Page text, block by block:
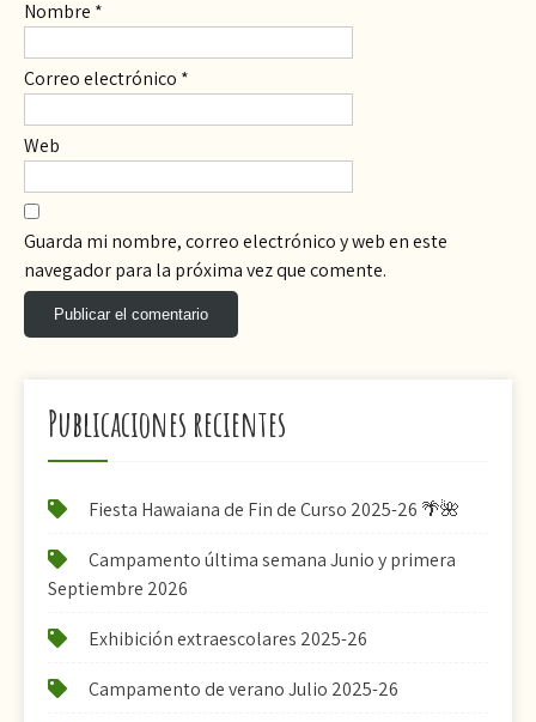
Nombre *
Correo electrónico *
Web
Guarda mi nombre, correo electrónico y web en este
navegador para la próxima vez que comente.
Publicaciones recientes
Fiesta Hawaiana de Fin de Curso 2025-26 🌴🌺
Campamento última semana Junio y primera
Septiembre 2026
Exhibición extraescolares 2025-26
Campamento de verano Julio 2025-26